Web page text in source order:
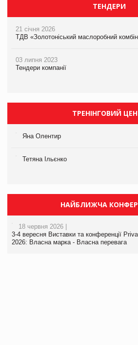
ТЕНДЕРИ
21 січня 2026
ТДВ «Золотоніський маслоробний
03 липня 2023
Тендери компанії
ТРЕНІНГОВИЙ
Яна Олентир
Тетяна Ільєнко
НАЙБЛИЖЧА
18 червня 2026 |
3-4 вересня Виставки та конференції
2026: Власна марка - Власна перевага